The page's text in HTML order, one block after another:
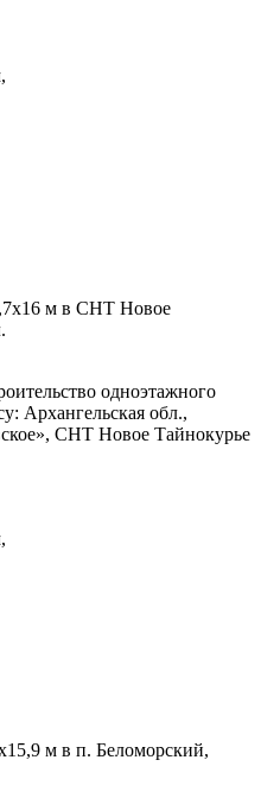
м в СНТ Новое
одноэтажного
Архангельская обл.,
СНТ Новое Тайнокурье
м в п. Беломорский,